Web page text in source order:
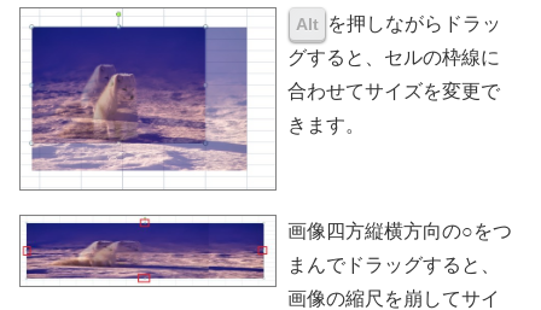
Alt を押しながらドラッ
グすると、セルの枠線に
合わせてサイズを変更で
きます。
画像四方縦横方向の○をつ
まんでドラッグすると、
画像の縮尺を崩してサイ